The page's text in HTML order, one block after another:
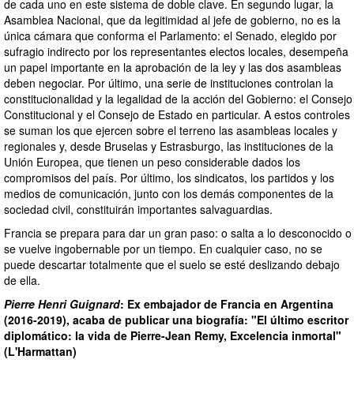
de cada uno en este sistema de doble clave. En segundo lugar, la
Asamblea Nacional, que da legitimidad al jefe de gobierno, no es la
única cámara que conforma el Parlamento: el Senado, elegido por
sufragio indirecto por los representantes electos locales, desempeña
un papel importante en la aprobación de la ley y las dos asambleas
deben negociar. Por último, una serie de instituciones controlan la
constitucionalidad y la legalidad de la acción del Gobierno: el Consejo
Constitucional y el Consejo de Estado en particular. A estos controles
se suman los que ejercen sobre el terreno las asambleas locales y
regionales y, desde Bruselas y Estrasburgo, las instituciones de la
Unión Europea, que tienen un peso considerable dados los
compromisos del país. Por último, los sindicatos, los partidos y los
medios de comunicación, junto con los demás componentes de la
sociedad civil, constituirán importantes salvaguardias.
Francia se prepara para dar un gran paso: o salta a lo desconocido o
se vuelve ingobernable por un tiempo. En cualquier caso, no se
puede descartar totalmente que el suelo se esté deslizando debajo
de ella.
Pierre Henri Guignard: Ex embajador de Francia en Argentina
(2016-2019), acaba de publicar una biografía: "El último escritor
diplomático: la vida de Pierre-Jean Remy, Excelencia inmortal"
(L'Harmattan)